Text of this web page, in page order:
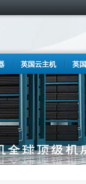
英国云主机 英